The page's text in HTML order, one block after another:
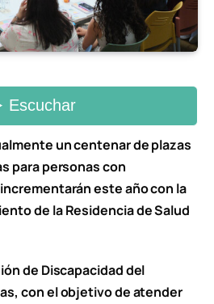
un centenar de plazas
para personas con
este año con la
de la Residencia de Salud
de Discapacidad del
con el objetivo de atender